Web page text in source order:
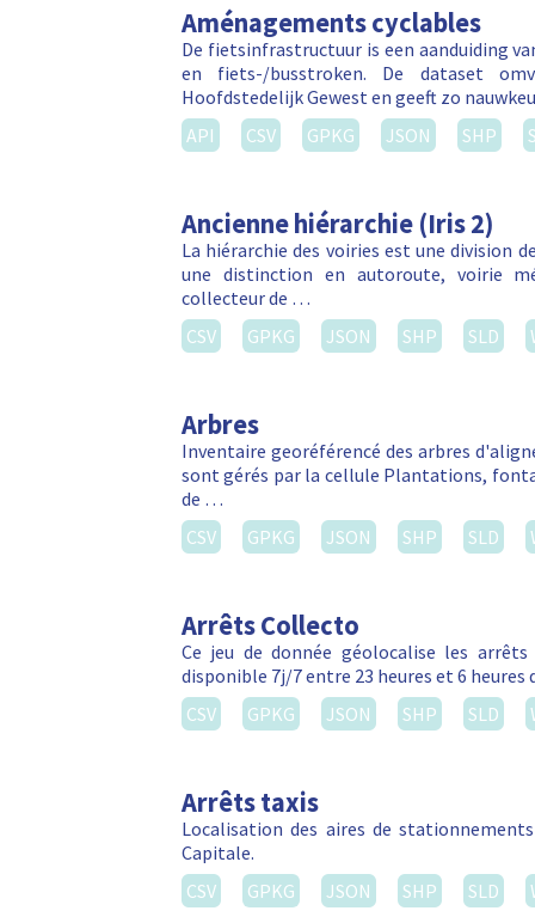
Aménagements cyclables
De fietsinfrastructuur is een aanduiding
en fiets-/busstroken. De dataset
Hoofdstedelijk Gewest en geeft zo
API
CSV GPKG JSON SHP
Ancienne hiérarchie (Iris 2)
La hiérarchie des voiries est une division
une distinction en autoroute, voirie
collecteur de …
CSV
GPKG JSON SHP SLD
Arbres
Inventaire georéférencé des arbres
sont gérés par la cellule Plantations,
de …
CSV
GPKG JSON SHP SLD
Arrêts Collecto
Ce jeu de donnée géolocalise les
disponible 7j/7 entre 23 heures et 6
CSV
GPKG JSON SHP SLD
Arrêts taxis
Localisation des aires de
Capitale.
CSV
GPKG JSON SHP SLD